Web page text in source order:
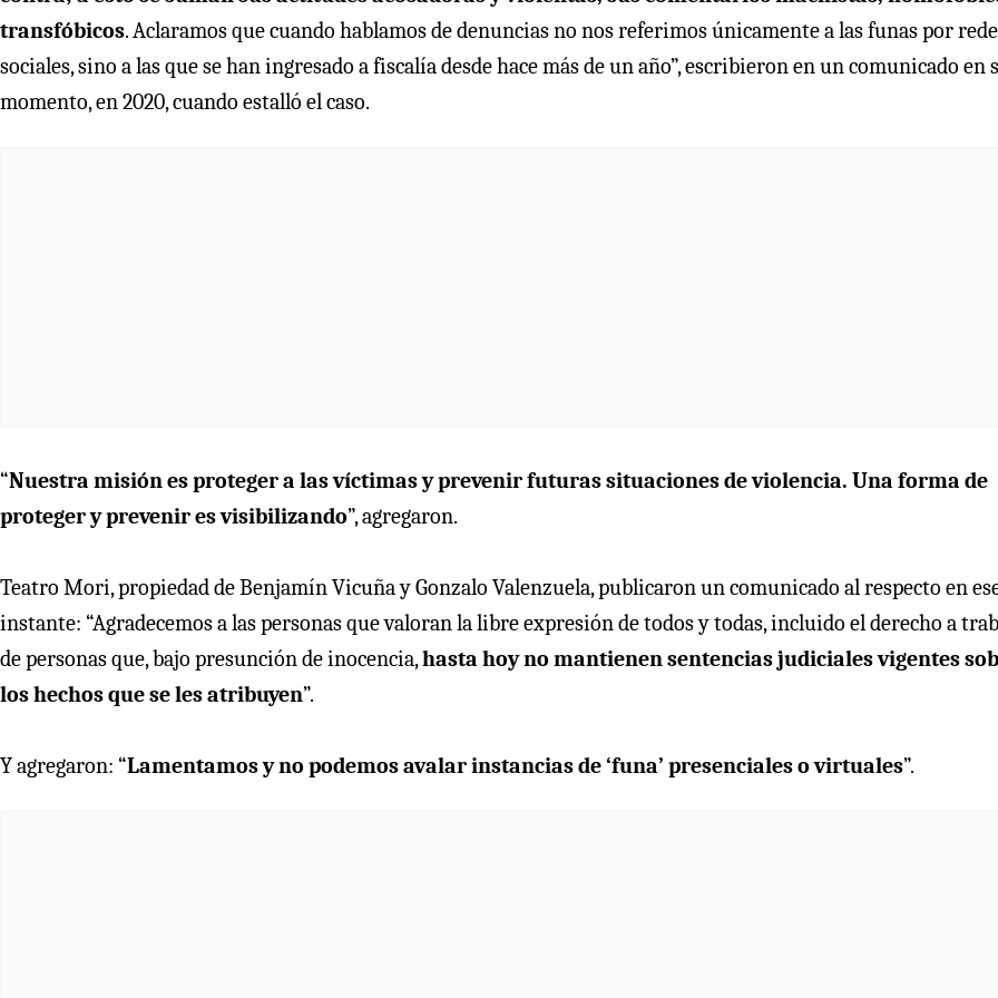
transfóbicos. Aclaramos que cuando hablamos de denuncias no nos referimos únicamente a las funas por
sociales, sino a las que se han ingresado a fiscalía desde hace más de un año”, escribieron en un comunicado en
momento, en 2020, cuando estalló el caso.
“Nuestra misión es proteger a las víctimas y prevenir futuras situaciones de violencia. Una forma de
proteger y prevenir es visibilizando”, agregaron.
Teatro Mori, propiedad de Benjamín Vicuña y Gonzalo Valenzuela, publicaron un comunicado al respecto en
instante: “Agradecemos a las personas que valoran la libre expresión de todos y todas, incluido el derecho a
de personas que, bajo presunción de inocencia,hasta hoy no mantienen sentencias judiciales vigentes
los hechos que se les atribuyen”.
Y agregaron: “Lamentamos y no podemos avalar instancias de ‘funa’ presenciales o virtuales”.